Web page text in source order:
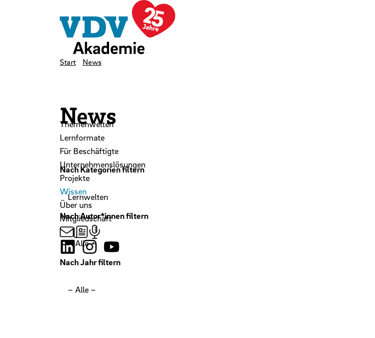
Themenwelten
Lernformate
Für Beschäftigte
Unternehmenslösungen
Projekte
Wissen
Über uns
Mitgliedschaft
Start News
News
Nach Kategorien filtern
Nach Autor*innen filtern
Nach Jahr filtern